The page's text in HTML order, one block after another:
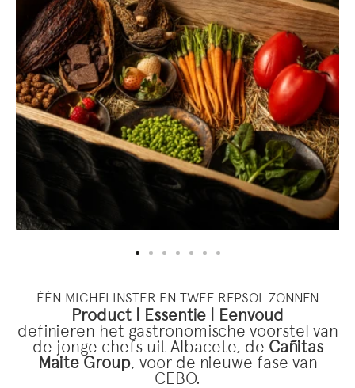
alt="Restaurante CEBO Hotel Urban Madrid">
ÉÉN MICHELINSTER EN TWEE REPSOL ZONNEN
Product | Essentie | Eenvoud
definiëren het gastronomische voorstel van
de jonge chefs uit Albacete, de Cañitas
Maite Group, voor de nieuwe fase van
CEBO.